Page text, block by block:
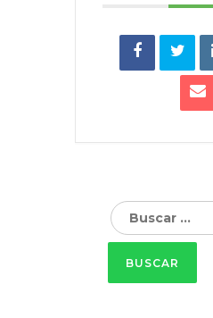
Buscar: